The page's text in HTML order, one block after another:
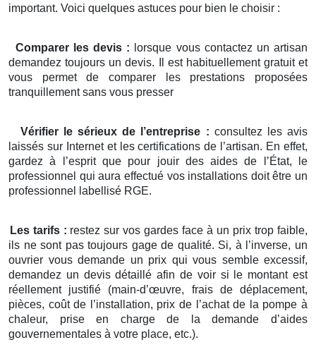
important. Voici quelques astuces pour bien le choisir :
Comparer les devis : lorsque vous contactez un artisan
demandez toujours un devis. Il est habituellement gratuit et
vous permet de comparer les prestations proposées
tranquillement sans vous presser
Vérifier le sérieux de l’entreprise : consultez les avis
laissés sur Internet et les certifications de l’artisan. En effet,
gardez à l’esprit que pour jouir des aides de l’État, le
professionnel qui aura effectué vos installations doit être un
professionnel labellisé RGE.
Les tarifs : restez sur vos gardes face à un prix trop faible,
ils ne sont pas toujours gage de qualité. Si, à l’inverse, un
ouvrier vous demande un prix qui vous semble excessif,
demandez un devis détaillé afin de voir si le montant est
réellement justifié (main-d’œuvre, frais de déplacement,
pièces, coût de l’installation, prix de l’achat de la pompe à
chaleur, prise en charge de la demande d’aides
gouvernementales à votre place, etc.).